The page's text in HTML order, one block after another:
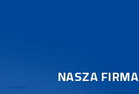
NASZA FIRMA